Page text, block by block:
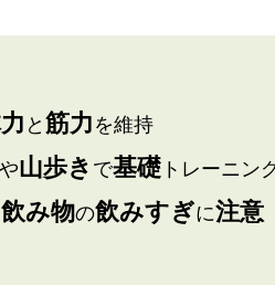
と 筋力 を維持
や山歩き で基礎 トレーニン
み物の飲みすぎに注意